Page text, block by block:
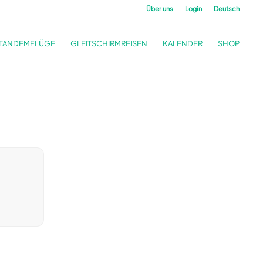
Über uns Login Deutsch
GLEITSCHIRMREISEN KALENDER SHOP